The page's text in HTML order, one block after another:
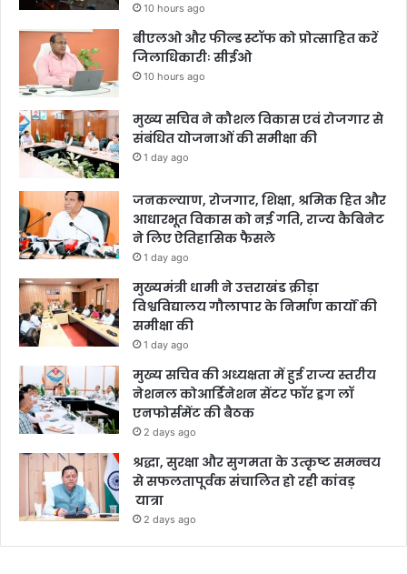
10 hours ago
बीएलओ और फील्ड स्टॉफ को प्रोत्साहित करें
जिलाधिकारीः सीईओ
10 hours ago
मुख्य सचिव ने कौशल विकास एवं रोजगार से
संबंधित योजनाओं की समीक्षा की
1 day ago
जनकल्याण, रोजगार, शिक्षा, श्रमिक हित और
आधारभूत विकास को नई गति, राज्य कैबिनेट
ने लिए ऐतिहासिक फैसले
1 day ago
मुख्यमंत्री धामी ने उत्तराखंड क्रीड़ा
विश्वविद्यालय गौलापार के निर्माण कार्यों की
समीक्षा की
1 day ago
मुख्य सचिव की अध्यक्षता में हुई राज्य स्तरीय
नेशनल कोआर्डिनेशन सेंटर फॉर ड्रग लॉ
एनफोर्समेंट की बैठक
2 days ago
श्रद्धा, सुरक्षा और सुगमता के उत्कृष्ट समन्वय
से सफलतापूर्वक संचालित हो रही कांवड़
यात्रा
2 days ago